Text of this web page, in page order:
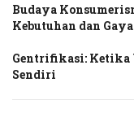
Budaya
Kebutuhan dan
Gentrifikasi: Ketika
Sendiri